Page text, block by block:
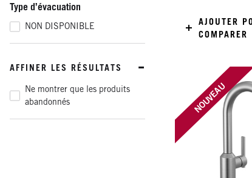
Type d’évacuation
NON DISPONIBLE
AFFINER LES RÉSULTATS
Ne montrer que les produits
abandonnés
AJOUTER
COMPARER
NOUVEAU